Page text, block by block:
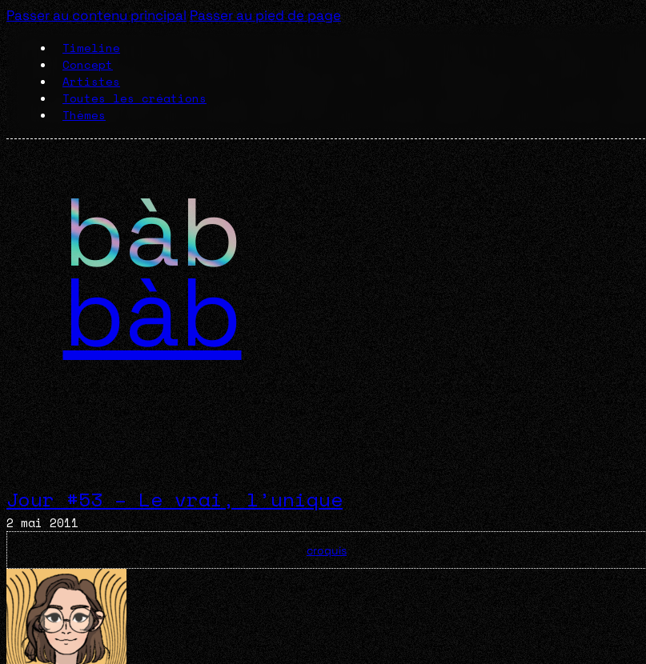
Passer au contenu principal Passer au pied de page
Timeline
Concept
Artistes
Toutes les créations
Thèmes
bàb
Jour #53 – Le vrai, l’unique
2 mai 2011
croquis